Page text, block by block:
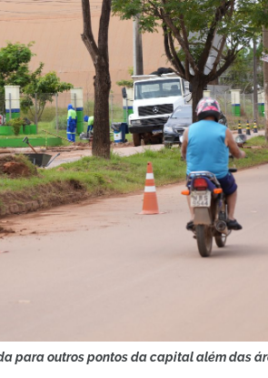
para outros pontos da capital além das